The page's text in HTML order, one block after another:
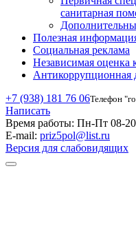
санитарная
Полезная
Социальная реклама
Независимая оценка
Антикоррупционная
+7 (938) 181 76 06Телефон
Написать
Время работы: Пн-Пт 08-
E-mail: priz5pol@list.ru
Версия для слабовидящих